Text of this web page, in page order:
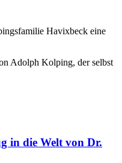
Havixbeck eine
Adolph Kolping, der selbst
in die Welt von Dr.